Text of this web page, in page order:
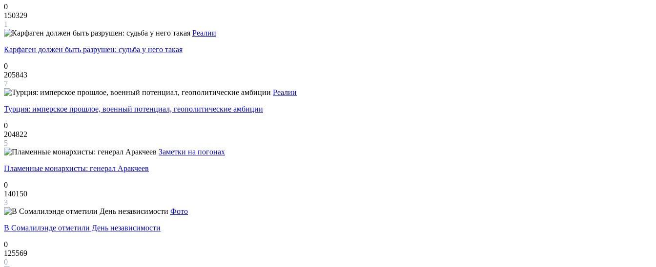
0
150329
1
Реалии
Карфаген должен быть разрушен: судьба у него такая
0
205843
7
Реалии
Турция: имперское прошлое, военный потенциал, геополитические амбиции
0
204822
5
Заметки на погонах
Пламенные монархисты: генерал Аракчеев
0
140150
3
Фото
В Сомалилэнде отметили День независимости
0
125569
0